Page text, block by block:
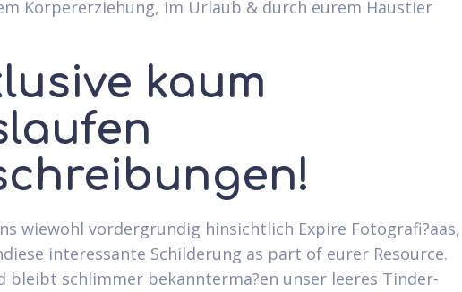
Korpererziehung, im Urlaub & durch eurem Haustier
kaum
wiewohl vordergrundig hinsichtlich Expire Fotografi?a­as,
interessante Schilderung as part of eurer Resource.
bleibt schlimmer bekannterma?en unser leeres Tinder-